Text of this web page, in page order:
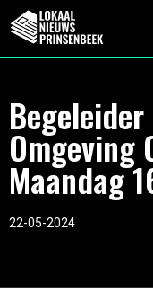
Omgeving
Maandag
22-05-2024